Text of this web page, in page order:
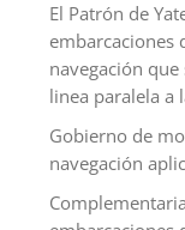
El Patrón de
embarcaciones
navegación
linea paralela a
Gobierno de
navegación